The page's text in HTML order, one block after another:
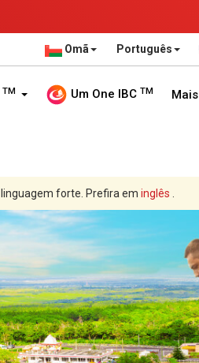
Omã Português
TM Um One IBC TM Mais
forte. Prefira em inglês .